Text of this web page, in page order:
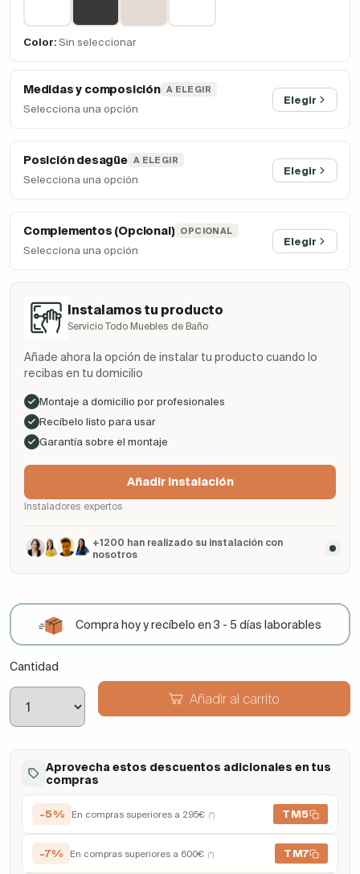
Color: Sin seleccionar
Medidas y composición A ELEGIR
Selecciona una opción
Elegir
Posición desagüe A ELEGIR
Selecciona una opción
Elegir
Complementos (Opcional) OPCIONAL
Selecciona una opción
Elegir
Instalamos tu producto
Servicio Todo Muebles de Baño
Añade ahora la opción de instalar tu producto cuando lo
recibas en tu domicilio
Montaje a domicilio por profesionales
Recíbelo listo para usar
Garantía sobre el montaje
Añadir Instalación
Instaladores expertos
+1200 han realizado su instalación con
nosotros
Compra hoy y recíbelo en 3 - 5 días laborables
Cantidad
Añadir al carrito
Aprovecha estos descuentos adicionales en tus
compras
-5% En compras superiores a 295€ (*) TM5
-7% En compras superiores a 600€ (*) TM7